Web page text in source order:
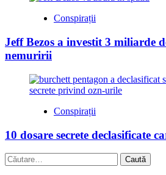
Conspirații
Jeff Bezos a investit 3 miliarde
nemuririi
Conspirații
10 dosare secrete declasificate
Caută
după: